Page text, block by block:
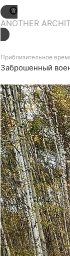
ANOTHER
Приблизительное
Заброшенный